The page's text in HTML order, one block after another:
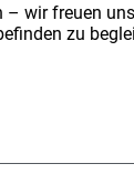
– wir freuen
zu